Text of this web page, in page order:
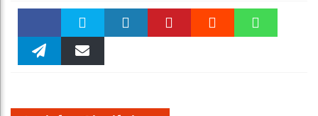
Faceboo Twitter
m